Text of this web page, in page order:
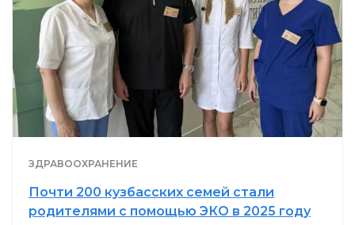
ЗДРАВООХРАНЕНИЕ
Почти 200 кузбасских семей стали
родителями с помощью ЭКО в 2025 году